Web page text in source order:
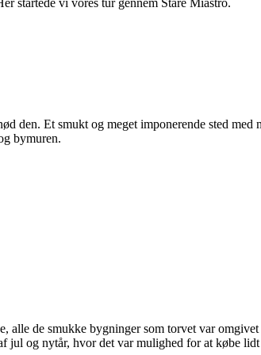
startede vi vores tur gennem Stare Miastro.
den. Et smukt og meget imponerende sted
bymuren.
de smukke bygninger som torvet var
jul og nytår, hvor det var mulighed for at købe